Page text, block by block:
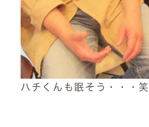
ハチくんも眠そう・・・笑